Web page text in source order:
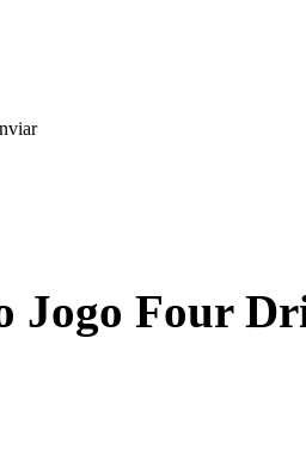
Jogo Four